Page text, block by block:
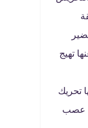
تهيج
تحريك
عصب